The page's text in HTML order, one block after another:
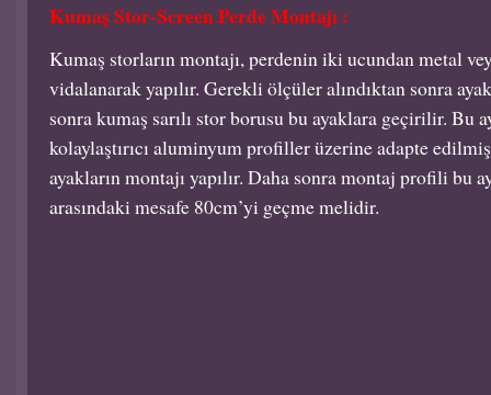
Kumaş Stor-Screen Perde Montajı :
Kumaş storların montajı, perdenin iki ucundan metal
vidalanarak yapılır. Gerekli ölçüler alındıktan sonra
sonra kumaş sarılı stor borusu bu ayaklara geçirilir. Bu
kolaylaştırıcı aluminyum profiller üzerine adapte
ayakların montajı yapılır. Daha sonra montaj profili bu
arasındaki mesafe 80cm’yi geçme melidir.